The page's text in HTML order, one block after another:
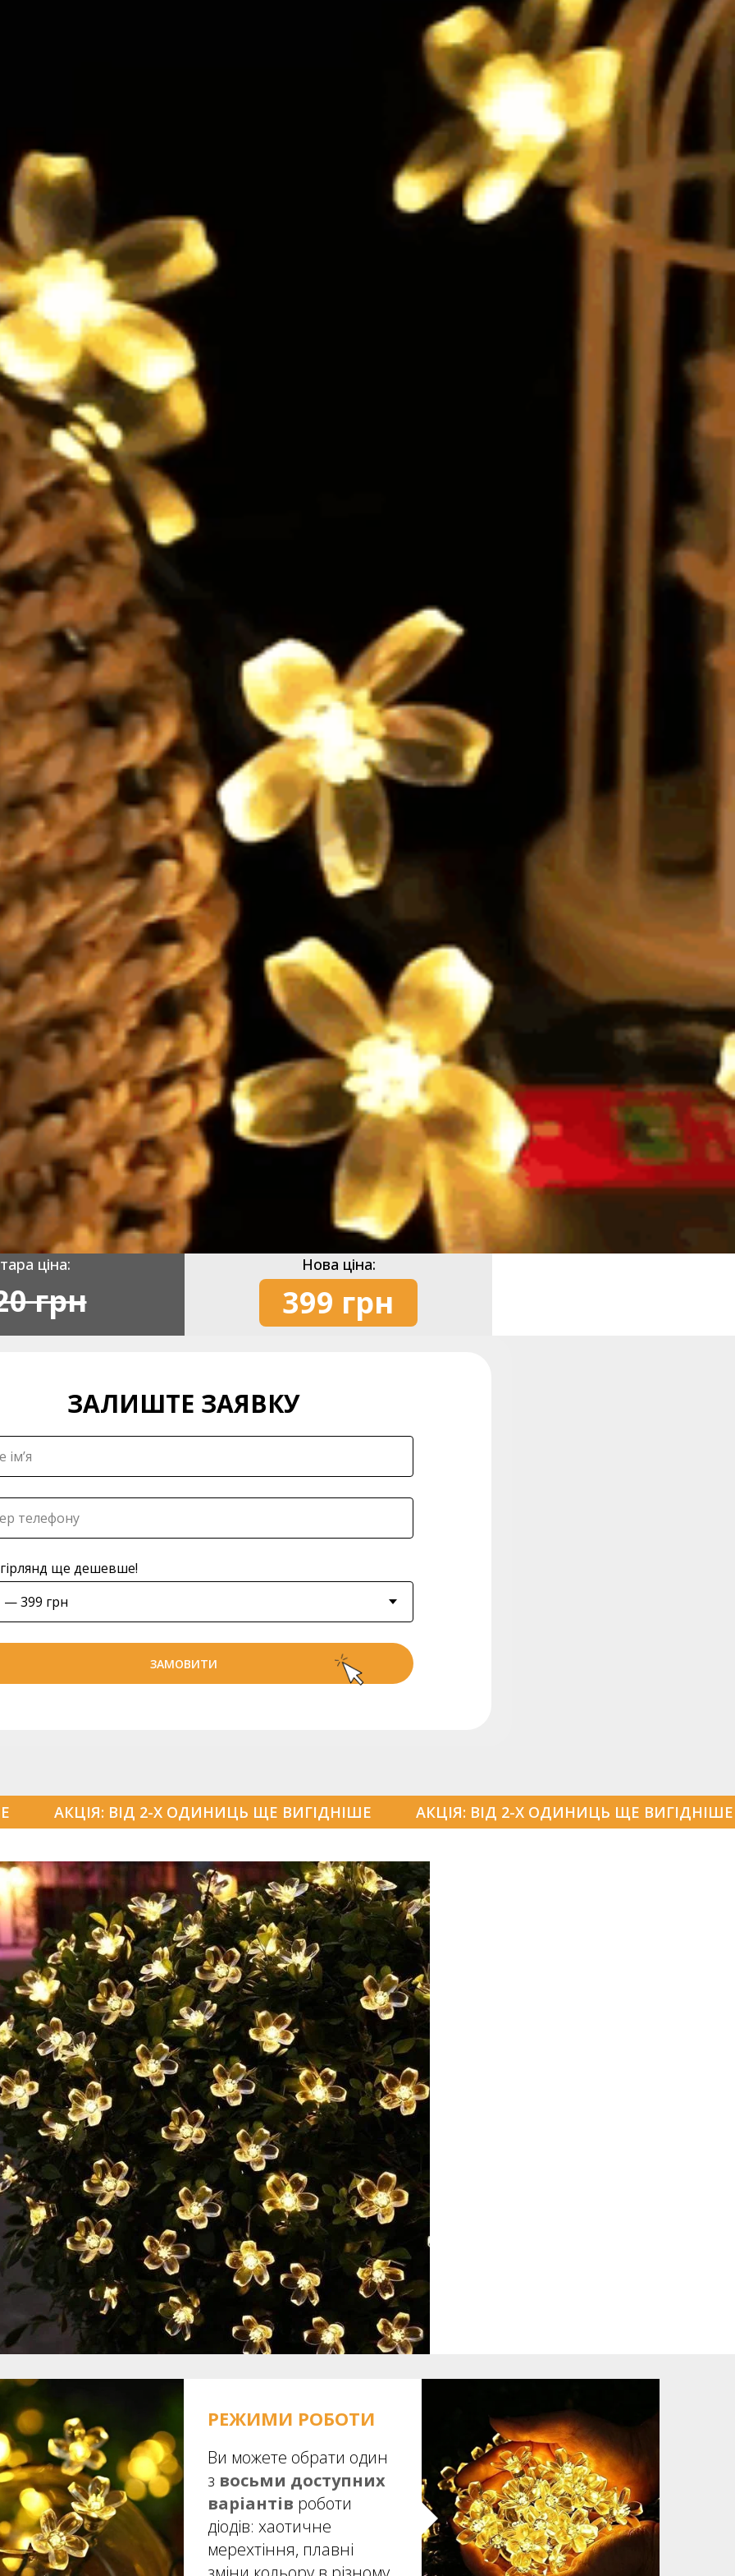
ціна:
грн
Нова ціна:
399 грн
гірлянд ще дешевше!
ЗАМОВИТИ
ЗАЛИШТЕ ЗАЯВКУ
АКЦІЯ: ВІД 2-Х ОДИНИЦЬ ЩЕ ВИГІДНІШЕ АКЦІЯ: ВІД 2-Х ОДИНИЦЬ ЩЕ ВИГІДНІШЕ
РЕЖИМИ РОБОТИ
Ви можете обрати один
з восьми доступних
варіантів роботи
діодів: хаотичне
мерехтіння, плавні